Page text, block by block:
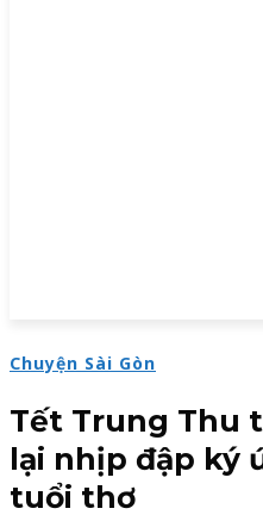
Chuyện Sài Gòn
Tết Trung Thu
lại nhịp đập ký
tuổi thơ